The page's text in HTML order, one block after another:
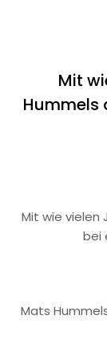
Mit
Hummels
Mit wie vielen
bei
Mats